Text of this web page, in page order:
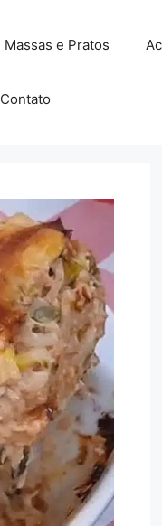
Massas e Pratos
Contato